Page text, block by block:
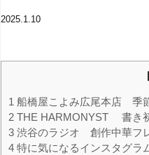
2025.1.10
1 船橋屋こよみ広尾本店 季
2 THE HARMONYST 書き
3 渋谷のラジオ 創作中華フ
4 特に気になるインスタグラ